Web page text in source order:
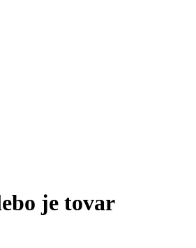
je tovar